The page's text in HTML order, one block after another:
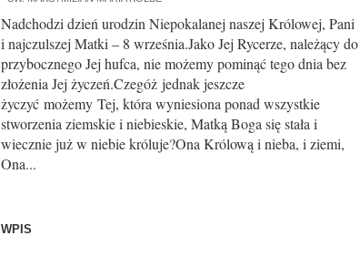
Nadchodzi dzień urodzin Niepokalanej naszej Królowej, Pani
i najczulszej Matki – 8 września.Jako Jej Rycerze, należący do
przybocznego Jej hufca, nie możemy pominąć tego dnia bez
złożenia Jej życzeń.Czegóż jednak jeszcze
życzyć możemy Tej, która wyniesiona ponad wszystkie
stworzenia ziemskie i niebieskie, Matką Boga się stała i
wiecznie już w niebie króluje?Ona Królową i nieba, i ziemi,
Ona...
WPIS